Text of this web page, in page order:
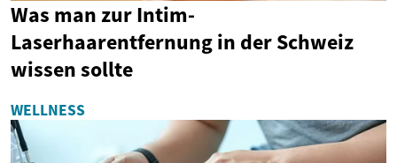
Was man zur Intim-
Laserhaarentfernung in der Schweiz
wissen sollte
WELLNESS